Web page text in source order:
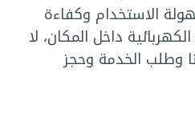
الاستخدام وكفاءة
داخل المكان، لا
وطلب الخدمة وحجز